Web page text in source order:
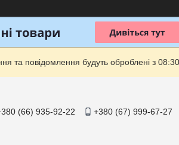
та повідомлення будуть оброблені з
(66) 935-92-22 +380 (67) 999-67-27